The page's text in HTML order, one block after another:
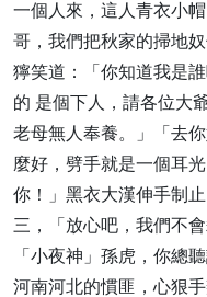
一個人來，這人青衣小
哥，我們把秋家的掃地
獰笑道：「你知道我是
的 是個下人，請各位大
老母無人奉養。」「去
麼好，劈手就是一個耳
你！」黑衣大漢伸手制
三，「放心吧，我們不
「小夜神」孫虎，你總
河南河北的慣匪，心狠